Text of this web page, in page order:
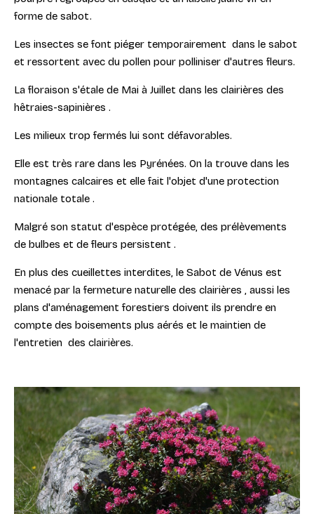
forme de sabot.
Les insectes se font piéger temporairement dans le sabot
et ressortent avec du pollen pour polliniser d'autres fleurs.
La floraison s'étale de Mai à Juillet dans les clairières des
hêtraies-sapinières .
Les milieux trop fermés lui sont défavorables.
Elle est très rare dans les Pyrénées. On la trouve dans les
montagnes calcaires et elle fait l'objet d'une protection
nationale totale .
Malgré son statut d'espèce protégée, des prélèvements
de bulbes et de fleurs persistent .
En plus des cueillettes interdites, le Sabot de Vénus est
menacé par la fermeture naturelle des clairières , aussi les
plans d'aménagement forestiers doivent ils prendre en
compte des boisements plus aérés et le maintien de
l'entretien des clairières.